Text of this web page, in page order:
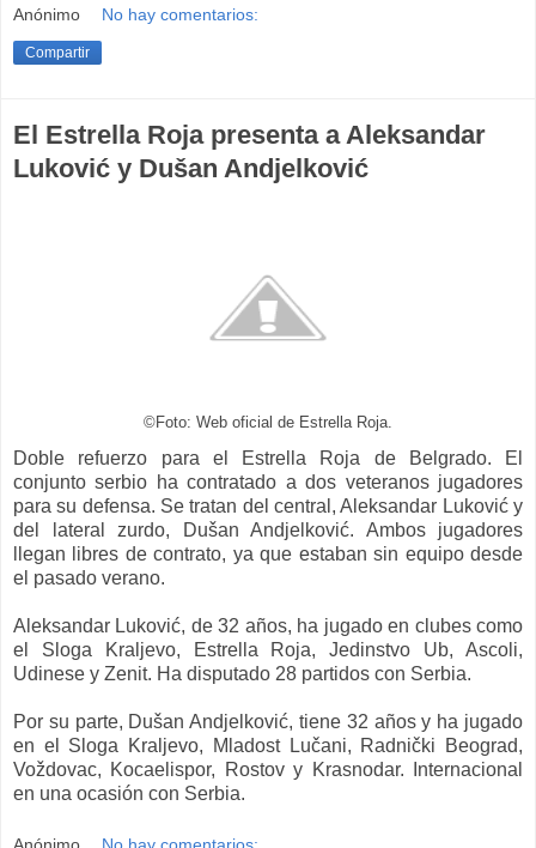
Anónimo No hay comentarios:
Compartir
El Estrella Roja presenta a Aleksandar
Luković y Dušan Andjelković
©Foto: Web oficial de Estrella Roja.
Doble refuerzo para el Estrella Roja de Belgrado. El
conjunto serbio ha contratado a dos veteranos jugadores
para su defensa. Se tratan del central, Aleksandar Luković y
del lateral zurdo, Dušan Andjelković. Ambos jugadores
llegan libres de contrato, ya que estaban sin equipo desde
el pasado verano.
Aleksandar Luković, de 32 años, ha jugado en clubes como
el Sloga Kraljevo, Estrella Roja, Jedinstvo Ub, Ascoli,
Udinese y Zenit. Ha disputado 28 partidos con Serbia.
Por su parte, Dušan Andjelković, tiene 32 años y ha jugado
en el Sloga Kraljevo, Mladost Lučani, Radnički Beograd,
Voždovac, Kocaelispor, Rostov y Krasnodar. Internacional
en una ocasión con Serbia.